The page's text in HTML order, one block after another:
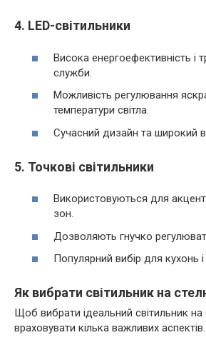
4. LED-світильники
Висока енергоефективність і
служби.
Можливість регулювання
температури світла.
Сучасний дизайн та широкий
5. Точкові світильники
Використовуються для
зон.
Дозволяють гнучко
Популярний вибір для кухонь і
Як вибрати світильник на
Щоб вибрати ідеальний світильник на
враховувати кілька важливих аспектів.